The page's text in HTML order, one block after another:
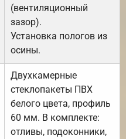
(вентиляционный
зазор).
Установка пологов из
осины.
Двухкамерные
стеклопакеты ПВХ
белого цвета, профиль
60 мм. В комплекте:
отливы, подоконники,